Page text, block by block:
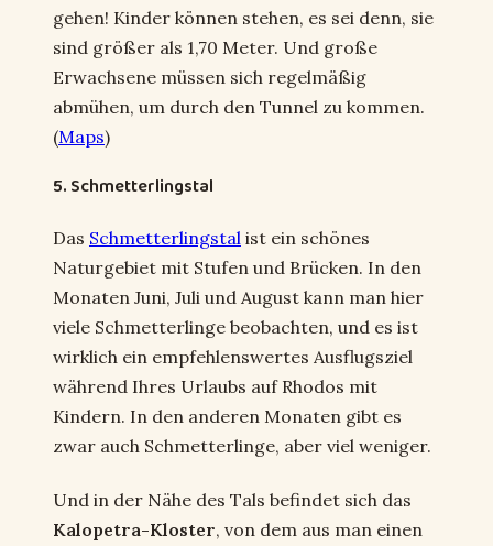
gehen! Kinder können stehen, es sei denn, sie
sind größer als 1,70 Meter. Und große
Erwachsene müssen sich regelmäßig
abmühen, um durch den Tunnel zu kommen.
(Maps)
5. Schmetterlingstal
Das Schmetterlingstal ist ein schönes
Naturgebiet mit Stufen und Brücken. In den
Monaten Juni, Juli und August kann man hier
viele Schmetterlinge beobachten, und es ist
wirklich ein empfehlenswertes Ausflugsziel
während Ihres Urlaubs auf Rhodos mit
Kindern. In den anderen Monaten gibt es
zwar auch Schmetterlinge, aber viel weniger.
Und in der Nähe des Tals befindet sich das
Kalopetra-Kloster, von dem aus man einen